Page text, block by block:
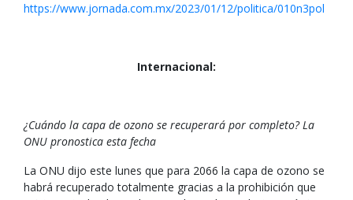
https://www.jornada.com.mx/2023/01/12/politica/010n3pol
Internacional:
¿Cuándo la capa de ozono se recuperará por completo? La
ONU pronostica esta fecha
La ONU dijo este lunes que para 2066 la capa de ozono se
habrá recuperado totalmente gracias a la prohibición que